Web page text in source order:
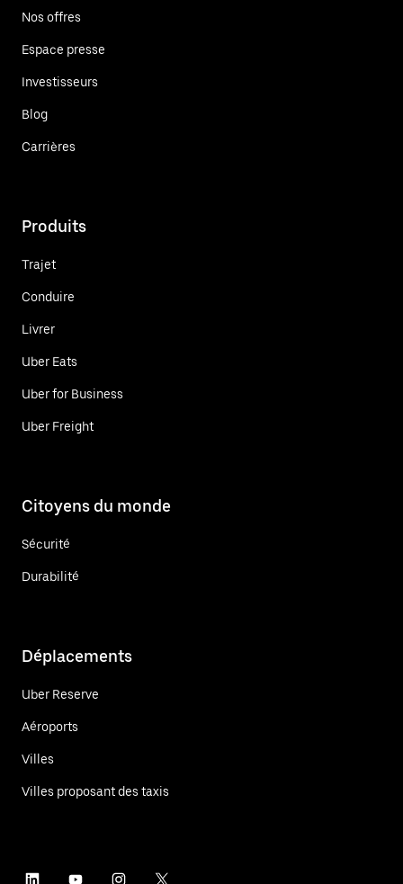
Nos offres
Espace presse
Investisseurs
Blog
Carrières
Produits
Trajet
Conduire
Livrer
Uber Eats
Uber for Business
Uber Freight
Citoyens du monde
Sécurité
Durabilité
Déplacements
Uber Reserve
Aéroports
Villes
Villes proposant des taxis